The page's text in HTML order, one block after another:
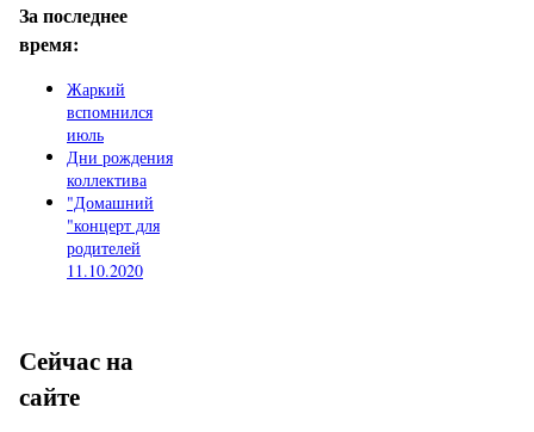
За последнее
время:
Жаркий
вспомнился
июль
Дни рождения
коллектива
"Домашний
"концерт для
родителей
11.10.2020
Сейчас на
сайте